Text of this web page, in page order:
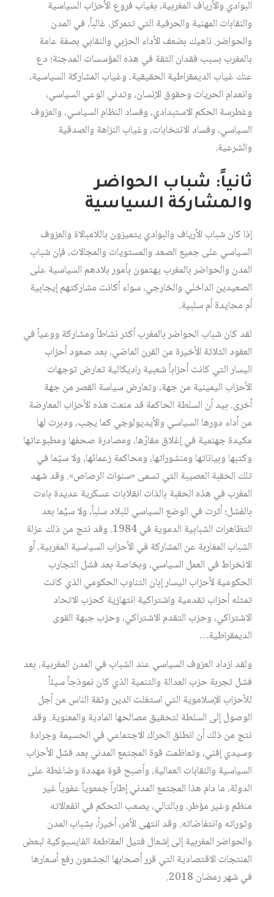
البوادي والأرياف المغربية، بغياب فروع الأحزاب السياسية
والنقابات المهنية والحرفية التي تتمركز، غالباً، في المدن
والحواضر. ناهيك بضعف الأداء الحزبي والنقابي بصفة عامة
بالمغرب بسبب فقدان الثقة في هذه المؤسسات المدجنة؛ دع
عنك غياب الديمقراطية الحقيقية، وغياب المشاركة السياسية،
وانعدام الحريات وحقوق الإنسان، وتدني الوعي السياسي،
وغطرسة الحكم الاستبدادي، وفساد النظام السياسي، والعزوف
السياسي، وفساد الانتخابات، وغياب النزاهة والصدقية
والشرعية.
ثانياً: شباب الحواضر
والمشاركة السياسية
إذا كان شباب الأرياف والبوادي يتميزون باللامبالاة والعزوف
السياسي على جميع الصعد والمستويات والمجالات، فإن شباب
المدن والحواضر بالمغرب يهتمون بأمور بلادهم السياسية على
الصعيدين الداخلي والخارجي، سواء أكانت مشاركتهم إيجابية
أم محايدة أم سلبية.
لقد كان شباب الحواضر بالمغرب أكثر نشاطاً ومشاركة ووعياً في
العقود الثلاثة الأخيرة من القرن الماضي، بعد صعود أحزاب
اليسار التي كانت أحزاباً شعبية راديكالية تعارض توجهات
الأحزاب اليمينية من جهة، وتعارض سياسة القصر من جهة
أخرى. بيد أن السلطة الحاكمة قد منعت هذه الأحزاب المعارضة
من أداء دورها السياسي والأيديولوجي كما يجب، ودبرت لها
مكيدة جهنمية في إغلاق مقارّها، ومصادرة صحفها ومطبوعاتها
وكتبها وبياناتها ومنشوراتها، ومحاكمة زعمائها، ولا سيّما في
تلك الحقبة العصيبة التي تسمى «سنوات الرصاص». وقد شهد
المغرب في هذه الحقبة بالذات انقلابات عسكرية عديدة باءت
بالفشل؛ أثرت في الوضع السياسي للبلاد سلباً، ولا سيَّما بعد
التظاهرات الشبابية الدموية في 1984. وقد نتج من ذلك عزلة
الشباب المغاربة عن المشاركة في الأحزاب السياسية المغربية، أو
الانخراط في العمل السياسي، وبخاصة بعد فشل التجارب
الحكومية لأحزاب اليسار إبان التناوب الحكومي الذي كانت
تمثله أحزاب تقدمية واشتراكية انتهازية كحزب الاتحاد
الاشتراكي، وحزب التقدم الاشتراكي، وحزب جبهة القوى
الديمقراطية…
ولقد ازداد العزوف السياسي عند الشباب في المدن المغربية، بعد
فشل تجربة حزب العدالة والتنمية الذي كان نموذجاً سيئاً
للأحزاب الإسلاموية التي استغلت الدين وثقة الناس من أجل
الوصول إلى السلطة لتحقيق مصالحها المادية والمعنوية. وقد
نتج من ذلك أن انطلق الحراك الاجتماعي في الحسيمة وجرادة
وسيدي إفني، وتعاظمت قوة المجتمع المدني بعد فشل الأحزاب
السياسية والنقابات العمالية، وأصبح قوة مهددة وضاغطة على
الدولة، ما دام هذا المجتمع المدني إطاراً جمعوياً عفوياً غير
منظم وغير مؤطر، وبالتالي، يصعب التحكم في انفعالاته
وثوراته وانتفاضاته. وقد انتهى الأمر، أخيراً، بشباب المدن
والحواضر المغربية إلى إشعال فتيل المقاطعة الفايسبوكية لبعض
المنتجات الاقتصادية التي قرر أصحابها الجشعون رفع أسعارها
في شهر رمضان 2018.